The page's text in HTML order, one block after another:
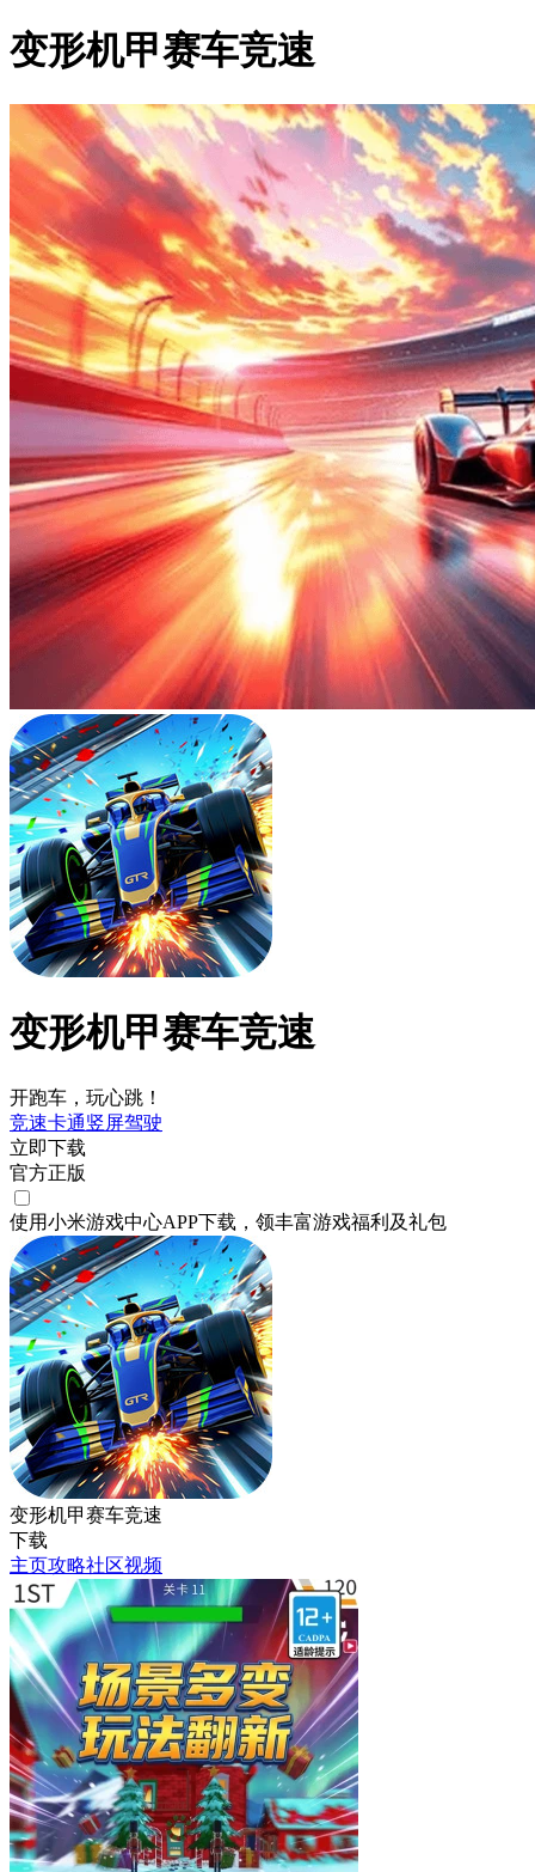
变形机甲赛车竞速
变形机甲赛车竞速
开跑车，玩心跳！
竞速卡通竖屏驾驶
立即下载
官方正版
使用小米游戏中心APP下载 ，领丰富游戏福利 及礼包
变形机甲赛车竞速
下载
主页攻略社区视频